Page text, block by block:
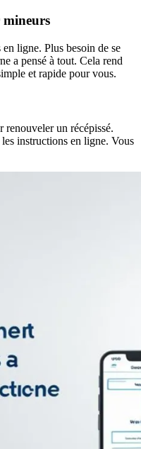
mineurs
ligne. Plus besoin de se
a pensé à tout. Cela rend
et rapide pour vous.
renouveler un récépissé.
instructions en ligne. Vous